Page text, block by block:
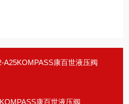
A25KOMPASS康百世液压阀
康百世液压阀